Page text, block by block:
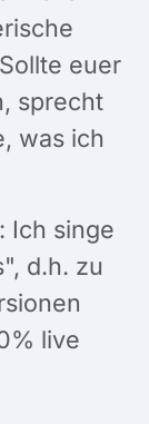
euer
sprecht
was ich
Ich singe
d.h. zu
live